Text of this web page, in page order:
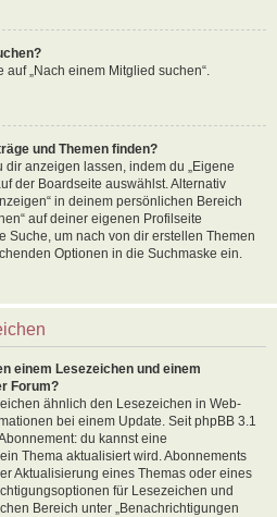
„Nach einem Mitglied suchen“.
und Themen finden?
anzeigen lassen, indem du „Eigene
der Boardseite auswählst. Alternativ
in deinem persönlichen Bereich
auf deiner eigenen Profilseite
Suche, um nach von dir erstellen Themen
Optionen in die Suchmaske ein.
einem Lesezeichen und einem
Forum?
ähnlich den Lesezeichen in Web-
bei einem Update. Seit phpBB 3.1
du kannst eine
Thema aktualisiert wird. Abonnements
Aktualisierung eines Themas oder eines
für Lesezeichen und
Bereich unter „Benachrichtigungen